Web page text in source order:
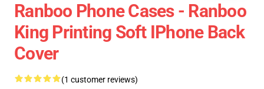
Ranboo Phone Cases - Ranboo
King Printing Soft IPhone Back
Cover
(1 customer reviews)